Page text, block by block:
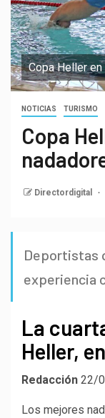
Copa Heller
NOTICIAS TURISMO
Copa
Directordigital
Deportistas
experiencia
La
Heller,
Redacción 22/
Los mejores